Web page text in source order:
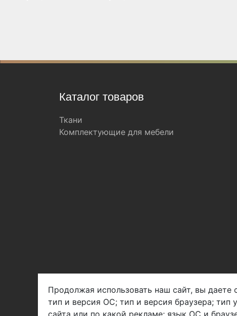
Каталог товаров
Ткани
Комплектующие для мебели
Арбен текстиль г. Щелково, пер.
Продолжая использовать наш сайт, вы даете
тип и версия ОС; тип и версия браузера; тип
сайта или по какой рекламе; язык ОС и